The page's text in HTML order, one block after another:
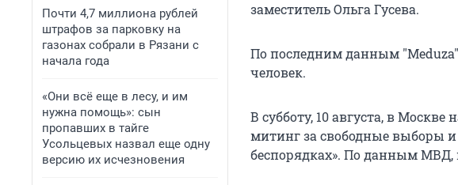
Почти 4,7 миллиона рублей
штрафов за парковку на
газонах собрали в Рязани с
начала года
«Они всё еще в лесу, и им
нужна помощь»: сын
пропавших в тайге
Усольцевых назвал еще одну
версию их исчезновения
заместитель Ольга Гусева.
По последним данным
человек.
В субботу, 10 августа, в
митинг за свободные выборы и
беспорядках». По данным МВД,